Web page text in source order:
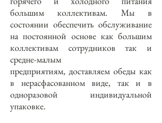
большим коллективам. Мы в
состоянии обеспечить обслуживание
на постоянной основе как большим
коллективам сотрудников так и
средне-малым
предприятиям, доставляем обеды как
в нерасфасованном виде, так и в
одноразовой индивидуальной
упаковке.